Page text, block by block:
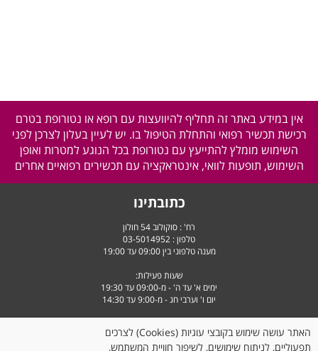
אין במידע באתר זה תחליף להיוועצות עם רופא או נטורופת בטרם
רכישת תכשיר רפואי והתחלת הטיפול בו. יש לעיין בעלון לצרכן לפני
השימוש מומלץ להתייעץ עם נטורופת בכל הנוגע למטרות ואופן
השימוש, תופעות לוואי, אינטראקציה עם תכשירים רפואיים אחרים
כתובתינו
רח' : סוקולוב 54 חולון
טלפון : 03-5014952
מענה טלפוני בין 09:00 עד 19:00
שעות פעילות:
ימים א' עד ה' - מ-09:00 עד 19:30
יום ו' וערבי חג - מ-9:00 עד 14:30
האתר עושה שימוש בקובצי עוגיות (Cookies) לצרכים
תפעוליים, לניתוח שימושים, לשיפור חוויית המשתמש,